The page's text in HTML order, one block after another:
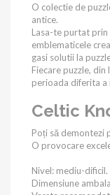
O colectie de
antice.
Lasa-te purtat
emblematicele
gasi solutii la
Fiecare puzzle,
perioada diferita a
Celtic
Poți să demontezi
O provocare
Nivel: mediu-dificil.
Dimensiune